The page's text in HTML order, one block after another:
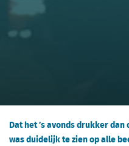
Dat het ’s avonds drukker
was duidelijk te zien op alle